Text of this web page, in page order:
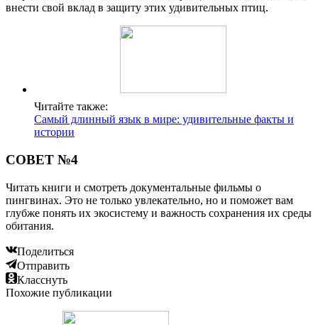
внести свой вклад в защиту этих удивительных птиц.
Читайте также:
Самый длинный язык в мире: удивительные факты и
истории
СОВЕТ №4
Читать книги и смотреть документальные фильмы о
пингвинах. Это не только увлекательно, но и поможет вам
глубже понять их экосистему и важность сохранения их среды
обитания.
Поделиться
Отправить
Класснуть
Похожие публикации